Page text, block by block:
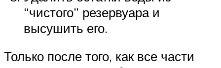
“чистого” резервуара и
высушить его.
Только после того, как все части